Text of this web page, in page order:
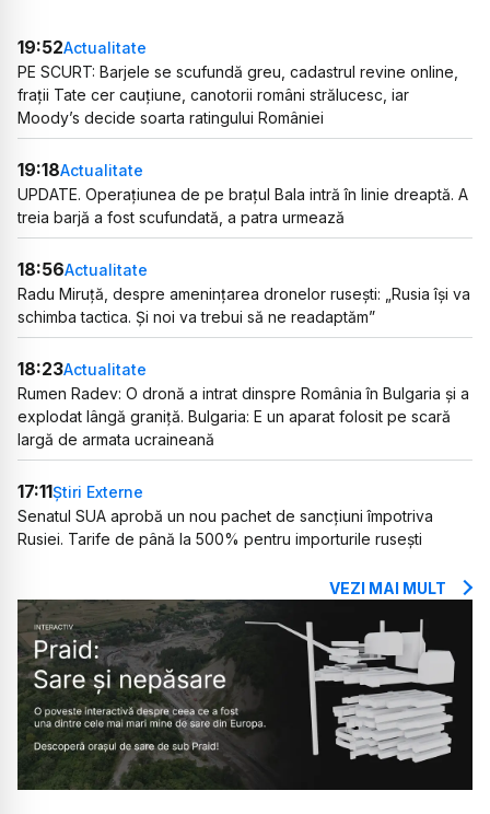
19:52Actualitate
PE SCURT: Barjele se scufundă greu, cadastrul revine online,
frații Tate cer cauțiune, canotorii români strălucesc, iar
Moody’s decide soarta ratingului României
19:18Actualitate
UPDATE. Operațiunea de pe brațul Bala intră în linie dreaptă. A
treia barjă a fost scufundată, a patra urmează
18:56Actualitate
Radu Miruță, despre amenințarea dronelor rusești: „Rusia își va
schimba tactica. Și noi va trebui să ne readaptăm”
18:23Actualitate
Rumen Radev: O dronă a intrat dinspre România în Bulgaria și a
explodat lângă graniță. Bulgaria: E un aparat folosit pe scară
largă de armata ucraineană
17:11Știri Externe
Senatul SUA aprobă un nou pachet de sancțiuni împotriva
Rusiei. Tarife de până la 500% pentru importurile rusești
VEZI MAI MULT